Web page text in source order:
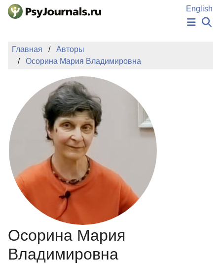
Перейти к основному содержанию
English
АВТОРЫ
ПОДАТЬ РУКОПИСЬ
БАЗА ЗНАНИЙ
КЛЮЧЕВЫЕ СЛОВА
Регистрация
Главная
Авторы
Осорина Мария Владимировна
Осорина Мария
Владимировна